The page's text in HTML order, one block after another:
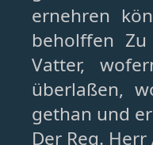
ernehren
beholffen
Vatter,
überlaßen,
gethan und
Der Reg.